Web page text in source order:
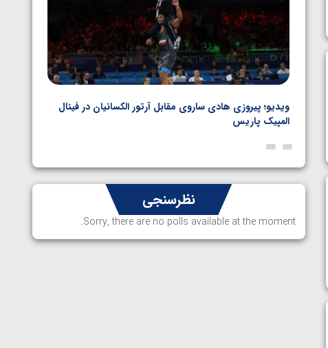
ویدیو؛ پیروزی هادی ساروی مقابل آرتور الکسانیان در فینال
المپیک پاریس
نظرسنجی
Sorry, there are no polls available at the moment.